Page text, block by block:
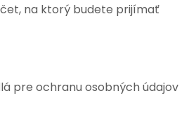
na ktorý budete prijímať
pre ochranu osobných údajov